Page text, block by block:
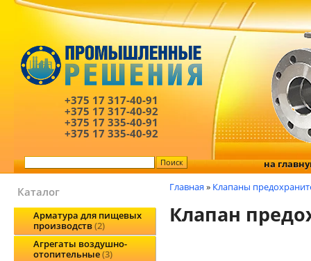
+375 17 317-40-91
+375 17 317-40-92
+375 17 335-40-91
+375 17 335-40-92
на
Каталог
Арматура для пищевых
производств 2
Агрегаты воздушно-
отопительные 3
Главная » Клапаны
Клапан